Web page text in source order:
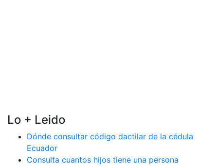
Lo + Leido
Dónde consultar código dactilar de la cédula
Ecuador
Consulta cuantos hijos tiene una persona